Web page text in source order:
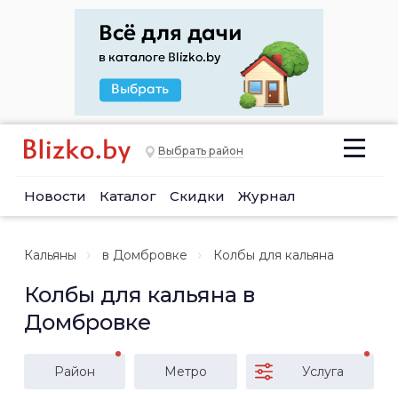
Выбрать район
Новости Каталог Скидки Журнал
Кальяны в Домбровке Колбы для кальяна
Колбы для кальяна в
Домбровке
Район Метро Услуга